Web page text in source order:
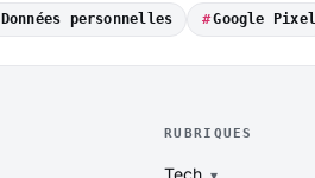
Données personnelles Google Pixel
RUBRIQUES